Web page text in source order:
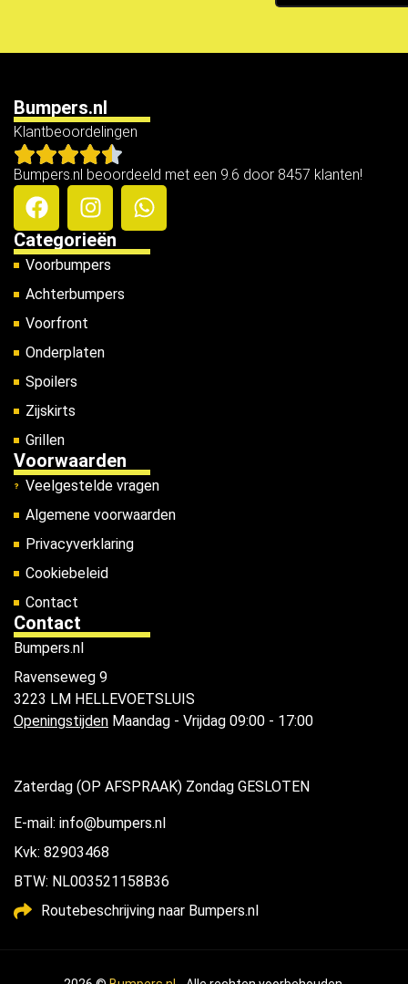
Bumpers.nl
Klantbeoordelingen
Bumpers.nl beoordeeld met een 9.6 door 8457 klanten!
Categorieën
Voorbumpers
Achterbumpers
Voorfront
Onderplaten
Spoilers
Zijskirts
Grillen
Voorwaarden
Veelgestelde vragen
Algemene voorwaarden
Privacyverklaring
Cookiebeleid
Contact
Contact
Bumpers.nl
Ravenseweg 9
3223 LM HELLEVOETSLUIS
Openingstijden Maandag - Vrijdag 09:00 - 17:00
Zaterdag (OP AFSPRAAK) Zondag GESLOTEN
E-mail: info@bumpers.nl
Kvk: 82903468
BTW: NL003521158B36
Routebeschrijving naar Bumpers.nl